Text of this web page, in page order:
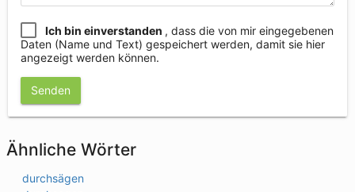
Ich bin einverstanden , dass die von mir eingegebenen
Daten (Name und Text) gespeichert werden, damit sie hier
angezeigt werden können.
Senden
Ähnliche Wörter
durchsägen